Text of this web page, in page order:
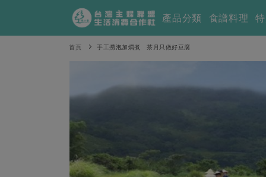
產品分類 食譜料理
首頁 手工撈泡加燜煮 茶月只做好豆腐